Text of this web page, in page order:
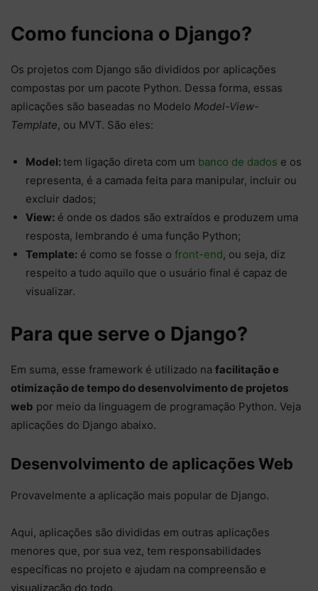
Como funciona o Django?
Os projetos com Django são divididos por aplicações
compostas por um pacote Python. Dessa forma, essas
aplicações são baseadas no Modelo Model-View-
Template, ou MVT. São eles:
Model: tem ligação direta com um banco de dados e os
representa, é a camada feita para manipular, incluir ou
excluir dados;
View: é onde os dados são extraídos e produzem uma
resposta, lembrando é uma função Python;
Template: é como se fosse o front-end, ou seja, diz
respeito a tudo aquilo que o usuário final é capaz de
visualizar.
Para que serve o Django?
Em suma, esse framework é utilizado na facilitação e
otimização de tempo do desenvolvimento de projetos
web por meio da linguagem de programação Python. Veja
aplicações do Django abaixo.
Desenvolvimento de aplicações Web
Provavelmente a aplicação mais popular de Django.
Aqui, aplicações são divididas em outras aplicações
menores que, por sua vez, tem responsabilidades
específicas no projeto e ajudam na compreensão e
visualização do todo.